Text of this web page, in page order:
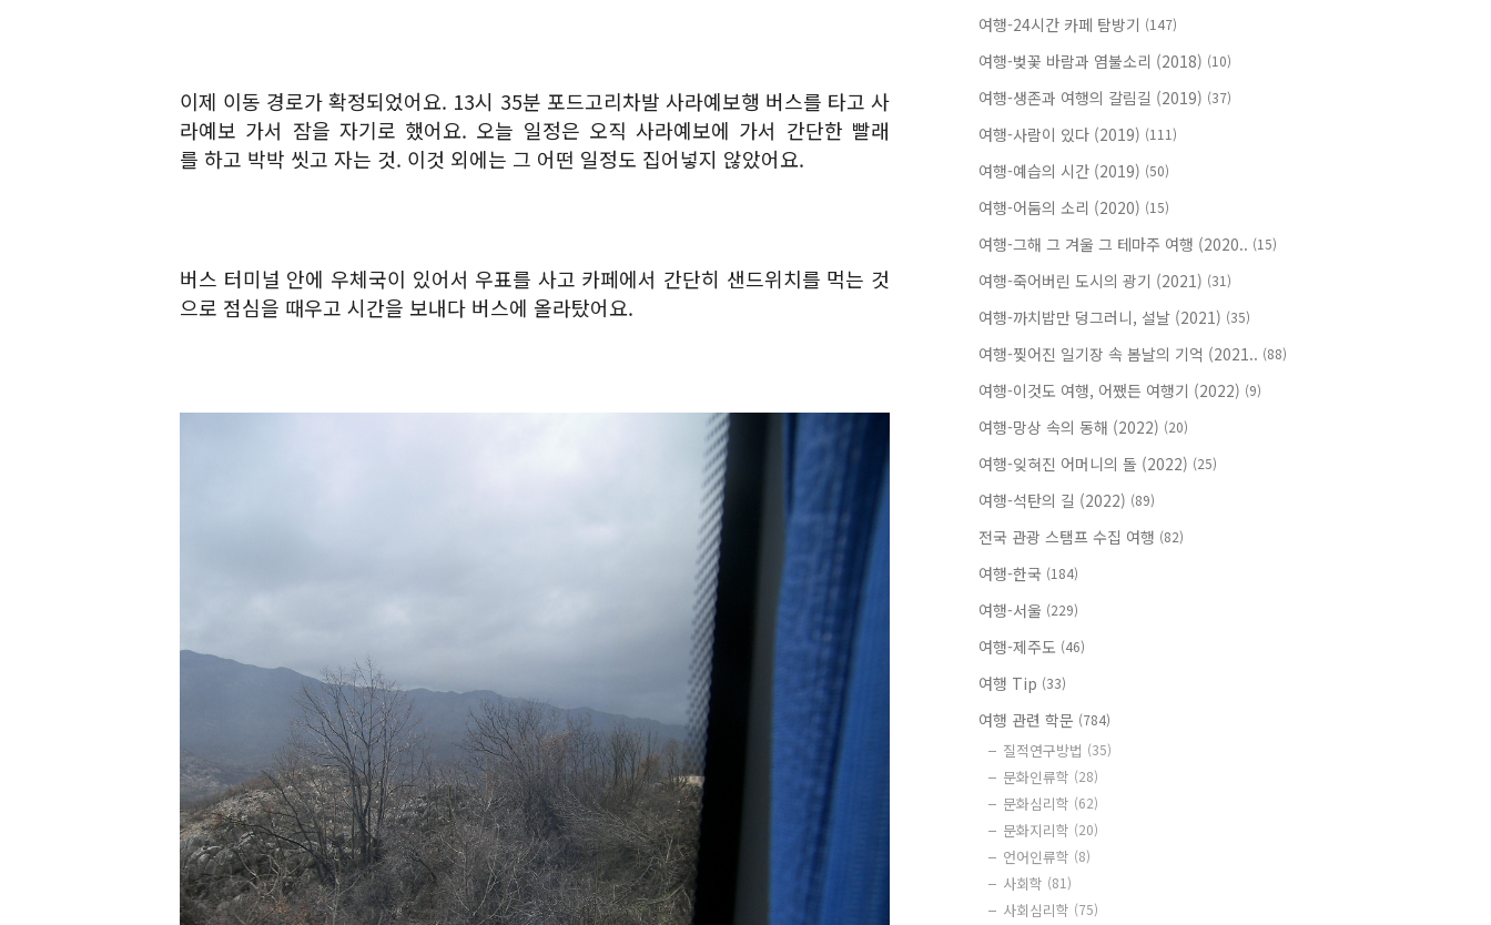
이제 이동 경로가 확정되었어요. 13시 35분 포드고리차발 사라예보행 버스를 타고 사
라예보 가서 잠을 자기로 했어요. 오늘 일정은 오직 사라예보에 가서 간단한 빨래
를 하고 박박 씻고 자는 것. 이것 외에는 그 어떤 일정도 집어넣지 않았어요.
버스 터미널 안에 우체국이 있어서 우표를 사고 카페에서 간단히 샌드위치를 먹는 것
으로 점심을 때우고 시간을 보내다 버스에 올라탔어요.
여행-24시간 카페 탐방기 (147)
여행-벚꽃 바람과 염불소리 (2018) (10)
여행-생존과 여행의 갈림길 (2019) (37)
여행-사람이 있다 (2019) (111)
여행-예습의 시간 (2019) (50)
여행-어둠의 소리 (2020) (15)
여행-그해 그 겨울 그 테마주 여행 (2020.. (15)
여행-죽어버린 도시의 광기 (2021) (31)
여행-까치밥만 덩그러니, 설날 (2021) (35)
여행-찢어진 일기장 속 봄날의 기억 (2021.. (88)
여행-이것도 여행, 어쨌든 여행기 (2022) (9)
여행-망상 속의 동해 (2022) (20)
여행-잊혀진 어머니의 돌 (2022) (25)
여행-석탄의 길 (2022) (89)
전국 관광 스탬프 수집 여행 (82)
여행-한국 (184)
여행-서울 (229)
여행-제주도 (46)
여행 Tip (33)
여행 관련 학문 (784)
질적연구방법 (35)
문화인류학 (28)
문화심리학 (62)
문화지리학 (20)
언어인류학 (8)
사회학 (81)
사회심리학 (75)